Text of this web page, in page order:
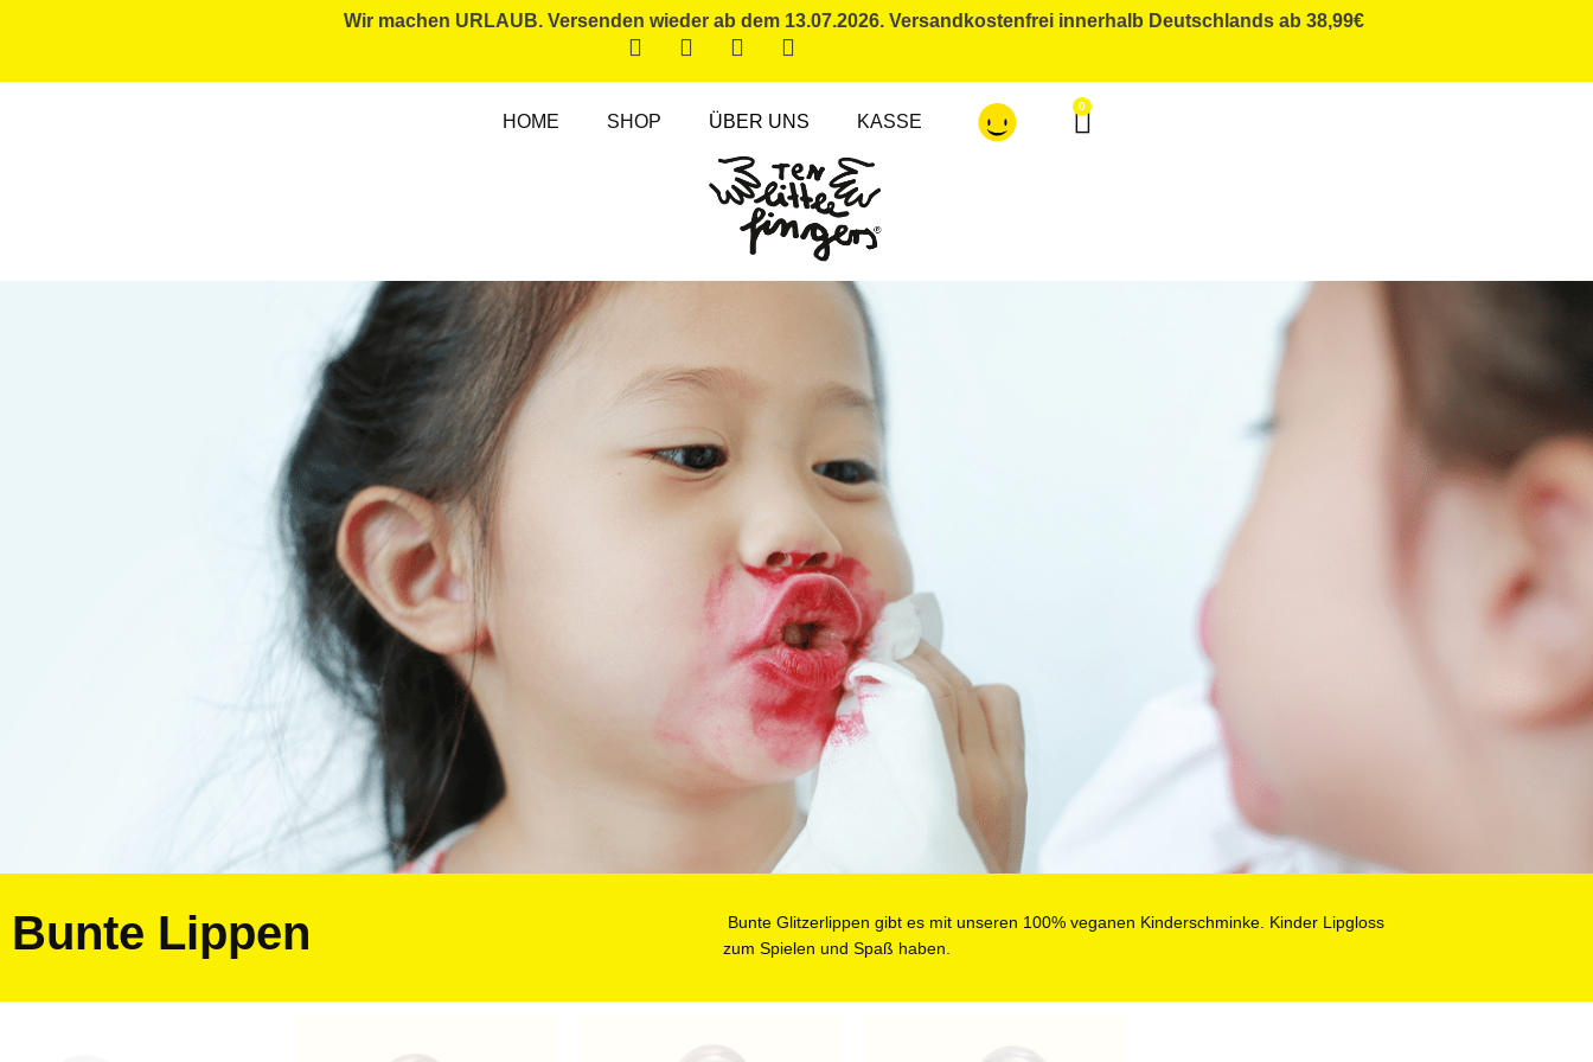
Wir machen URLAUB. Versenden wieder ab dem 13.07.2026. Versandkostenfrei innerhalb Deutschlands ab 38,99€
HOME SHOP ÜBER UNS KASSE
0
JETZT WIRD’S LECKER…
Bunte Lippen
Bunte Glitzerlippen gibt es mit unseren 100% veganen Kinderschminke. Kinder Lipgloss
zum Spielen und Spaß haben.